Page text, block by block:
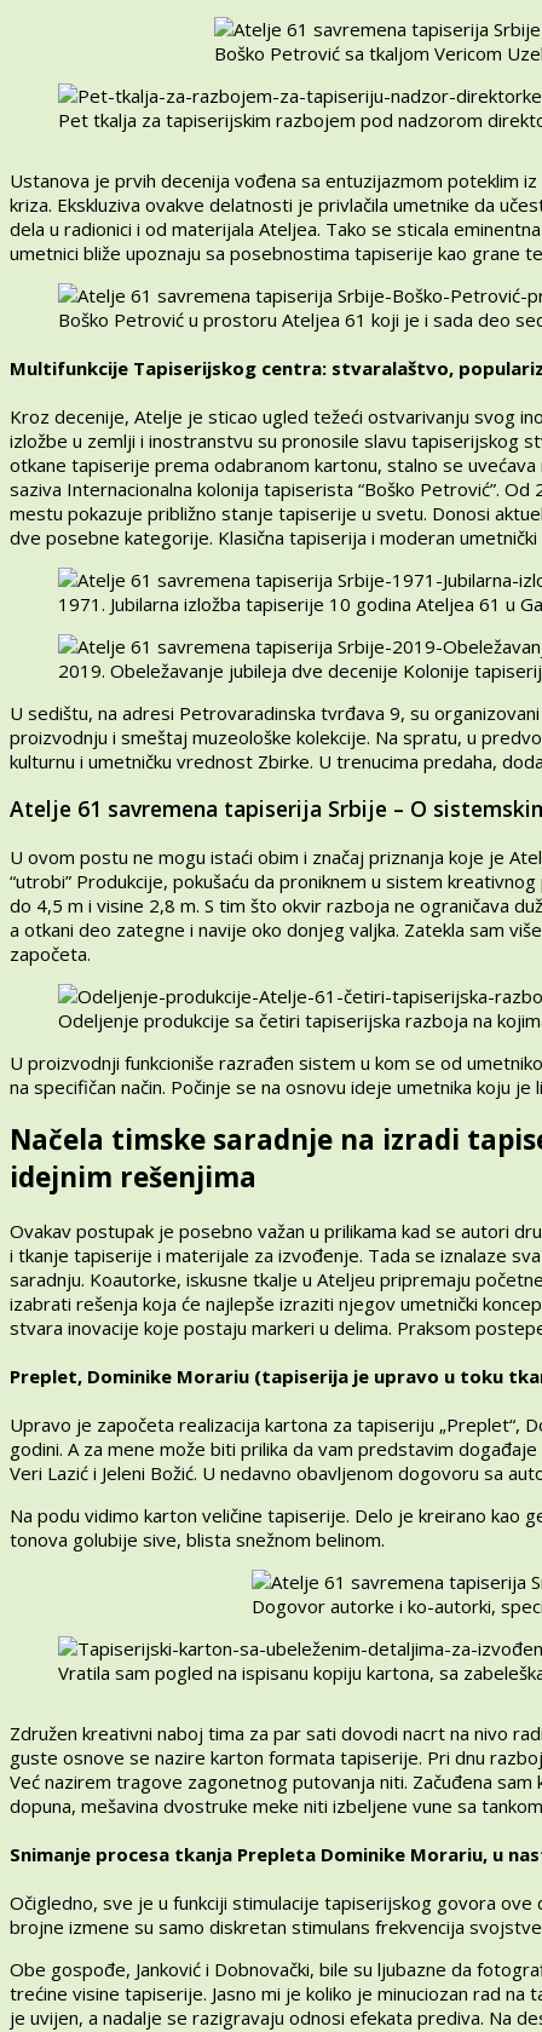
Boško Petrović sa tkaljom Vericom
Pet tkalja za tapiserijskim razbojem pod nadzorom
Ustanova je prvih decenija vođena sa entuzijazmom poteklim
kriza. Ekskluziva ovakve delatnosti je privlačila umetnike da
dela u radionici i od materijala Ateljea. Tako se sticala
umetnici bliže upoznaju sa posebnostima tapiserije kao grane
Boško Petrović u prostoru Ateljea 61 koji je i sada deo
Multifunkcije Tapiserijskog centra: stvaralaštvo,
Kroz decenije, Atelje je sticao ugled težeći ostvarivanju svog
izložbe u zemlji i inostranstvu su pronosile slavu tapiserijskog
otkane tapiserije prema odabranom kartonu, stalno se
saziva Internacionalna kolonija tapiserista “Boško Petrović”.
mestu pokazuje približno stanje tapiserije u svetu. Donosi
dve posebne kategorije. Klasična tapiserija i moderan
1971. Jubilarna izložba tapiserije 10 godina Ateljea 61 u
2019. Obeležavanje jubileja dve decenije Kolonije
U sedištu, na adresi Petrovaradinska tvrđava 9, su
proizvodnju i smeštaj muzeološke kolekcije. Na spratu, u
kulturnu i umetničku vrednost Zbirke. U trenucima predaha,
Atelje 61 savremena tapiserija Srbije – O
U ovom postu ne mogu istaći obim i značaj priznanja koje je
“utrobi” Produkcije, pokušaću da proniknem u sistem
do 4,5 m i visine 2,8 m. S tim što okvir razboja ne ograničava
a otkani deo zategne i navije oko donjeg valjka. Zatekla sam
započeta.
Odeljenje produkcije sa četiri tapiserijska razboja na
U proizvodnji funkcioniše razrađen sistem u kom se od
na specifičan način. Počinje se na osnovu ideje umetnika koju
Načela timske saradnje na izradi
idejnim rešenjima
Ovakav postupak je posebno važan u prilikama kad se autori
i tkanje tapiserije i materijale za izvođenje. Tada se iznalaze
saradnju. Koautorke, iskusne tkalje u Ateljeu pripremaju
izabrati rešenja koja će najlepše izraziti njegov umetnički
stvara inovacije koje postaju markeri u delima. Praksom
Preplet, Dominike Morariu (tapiserija je upravo u toku
Upravo je započeta realizacija kartona za tapiseriju „Preplet“,
godini. A za mene može biti prilika da vam predstavim
Veri Lazić i Jeleni Božić. U nedavno obavljenom dogovoru sa
Na podu vidimo karton veličine tapiserije. Delo je kreirano kao
tonova golubije sive, blista snežnom belinom.
Dogovor autorke i ko-autorki,
Vratila sam pogled na ispisanu kopiju kartona, sa
Združen kreativni naboj tima za par sati dovodi nacrt na nivo
guste osnove se nazire karton formata tapiserije. Pri dnu
Već nazirem tragove zagonetnog putovanja niti. Začuđena
dopuna, mešavina dvostruke meke niti izbeljene vune sa
Snimanje procesa tkanja Prepleta Dominike Morariu, u
Očigledno, sve je u funkciji stimulacije tapiserijskog govora
brojne izmene su samo diskretan stimulans frekvencija
Obe gospođe, Janković i Dobnovački, bile su ljubazne da
trećine visine tapiserije. Jasno mi je koliko je minuciozan rad
je uvijen, a nadalje se razigravaju odnosi efekata prediva. Na